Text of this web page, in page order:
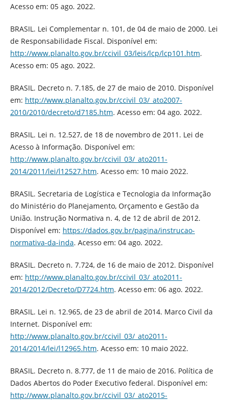
Acesso em: 05 ago. 2022.
BRASIL. Lei Complementar n. 101, de 04 de maio de 2000. Lei
de Responsabilidade Fiscal. Disponível em:
http://www.planalto.gov.br/ccivil_03/leis/lcp/lcp101.htm.
Acesso em: 05 ago. 2022.
BRASIL. Decreto n. 7.185, de 27 de maio de 2010. Disponível
em: http://www.planalto.gov.br/ccivil_03/_ato2007-
2010/2010/decreto/d7185.htm. Acesso em: 04 ago. 2022.
BRASIL. Lei n. 12.527, de 18 de novembro de 2011. Lei de
Acesso à Informação. Disponível em:
http://www.planalto.gov.br/ccivil_03/_ato2011-
2014/2011/lei/l12527.htm. Acesso em: 10 maio 2022.
BRASIL. Secretaria de Logística e Tecnologia da Informação
do Ministério do Planejamento, Orçamento e Gestão da
União. Instrução Normativa n. 4, de 12 de abril de 2012.
Disponível em: https://dados.gov.br/pagina/instrucao-
normativa-da-inda. Acesso em: 04 ago. 2022.
BRASIL. Decreto n. 7.724, de 16 de maio de 2012. Disponível
em: http://www.planalto.gov.br/ccivil_03/_ato2011-
2014/2012/Decreto/D7724.htm. Acesso em: 06 ago. 2022.
BRASIL. Lei n. 12.965, de 23 de abril de 2014. Marco Civil da
Internet. Disponível em:
http://www.planalto.gov.br/ccivil_03/_ato2011-
2014/2014/lei/l12965.htm. Acesso em: 10 maio 2022.
BRASIL. Decreto n. 8.777, de 11 de maio de 2016. Política de
Dados Abertos do Poder Executivo federal. Disponível em:
http://www.planalto.gov.br/ccivil_03/_ato2015-